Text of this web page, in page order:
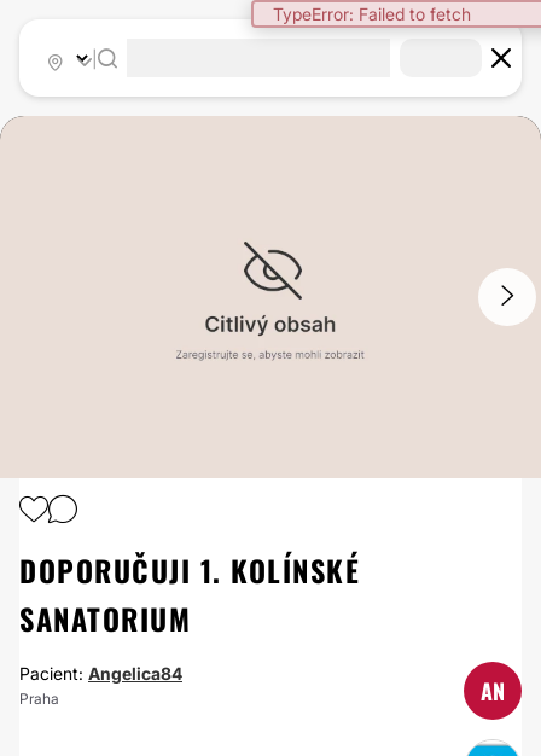
TypeError: Failed to fetch
DOPORUČUJI 1. KOLÍNSKÉ
SANATORIUM
Pacient: Angelica84
Praha AN